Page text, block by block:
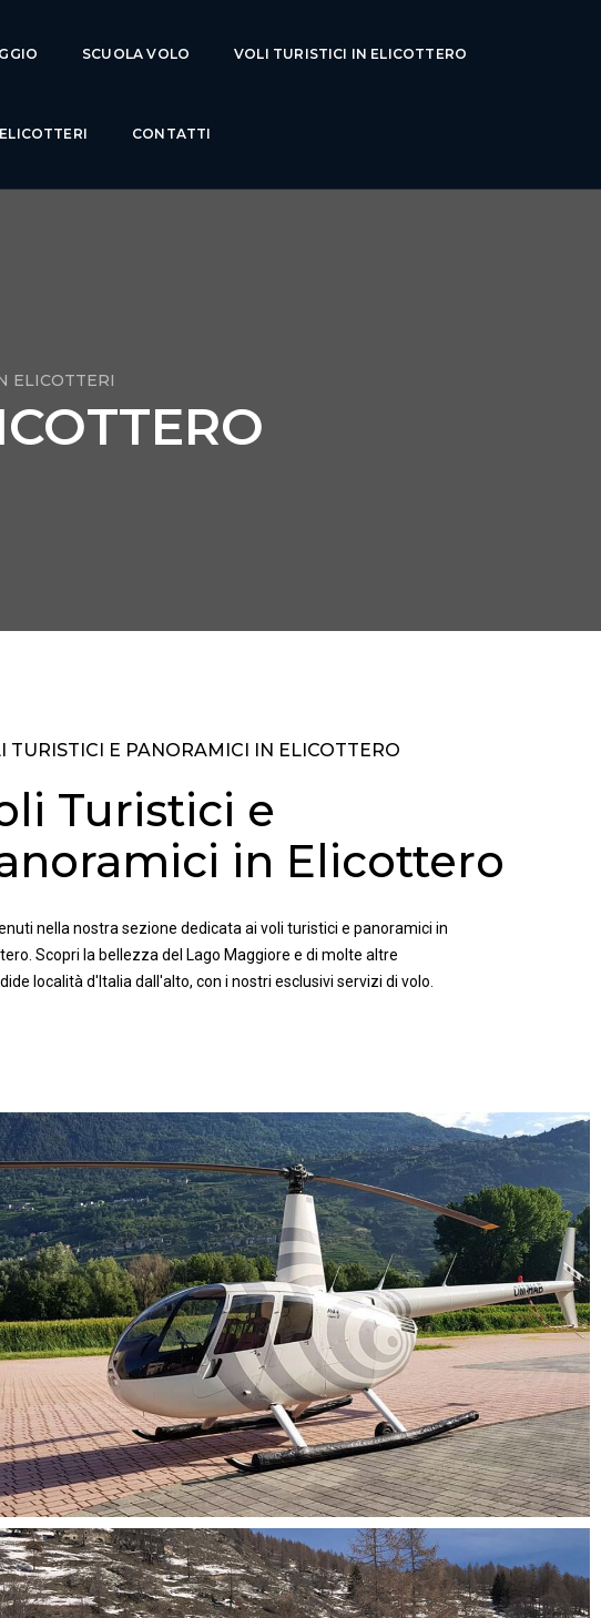
SCUOLA VOLO VOLI TURISTICI IN ELICOTTERO
CONTATTI
ELICOTTERI
TURISTICI E PANORAMICI IN ELICOTTERO
Turistici e
in Elicottero
nella nostra sezione dedicata ai voli turistici e panoramici in
Scopri la bellezza del Lago Maggiore e di molte altre
località d'Italia dall'alto, con i nostri esclusivi servizi di volo.